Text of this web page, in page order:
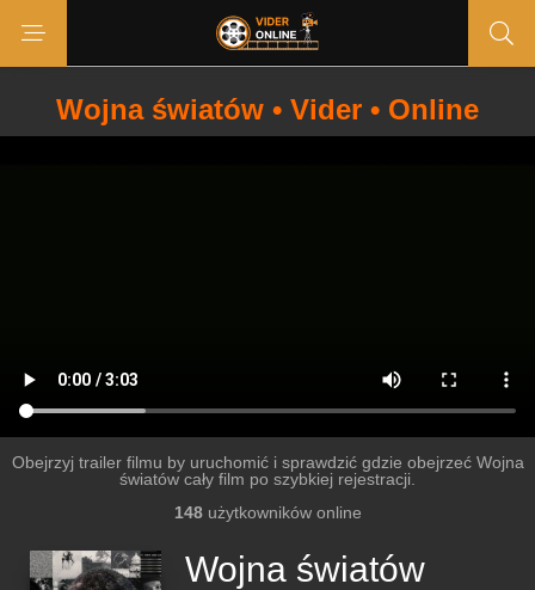
Wojna światów • Vider • Online
Obejrzyj trailer filmu by uruchomić i sprawdzić gdzie obejrzeć Wojna
światów cały film po szybkiej rejestracji.
148użytkowników online
Wojna światów